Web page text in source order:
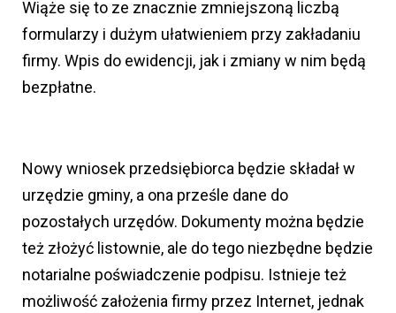
Wiąże się to ze znacznie zmniejszoną liczbą
formularzy i dużym ułatwieniem przy zakładaniu
firmy. Wpis do ewidencji, jak i zmiany w nim będą
bezpłatne.
Nowy wniosek przedsiębiorca będzie składał w
urzędzie gminy, a ona prześle dane do
pozostałych urzędów. Dokumenty można będzie
też złożyć listownie, ale do tego niezbędne będzie
notarialne poświadczenie podpisu. Istnieje też
możliwość założenia firmy przez Internet, jednak